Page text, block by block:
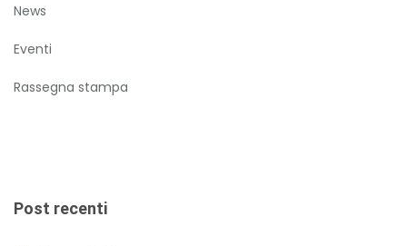
News
Eventi
Rassegna stampa
Post recenti